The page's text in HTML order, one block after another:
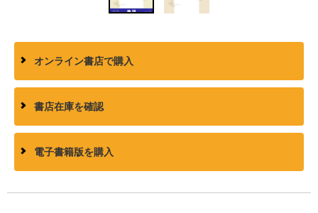
オンライン書店で購入
書店在庫を確認
電子書籍版を購入